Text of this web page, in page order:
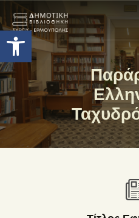
Ανοίξτε τη γραμμή εργαλείων
Η ΒΙΒΛΙΟΘΗΚΗ
ΟΙ ΣΥΛΛΟΓΈΣ
ΕΚΘΕΣΕΙΣ
ΥΠΗΡΕΣΙΕΣ